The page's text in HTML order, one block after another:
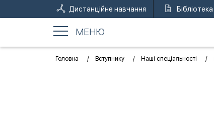
Дистанційне навчання Бібліотека
МЕНЮ
Головна Вступнику Наші спеціальності